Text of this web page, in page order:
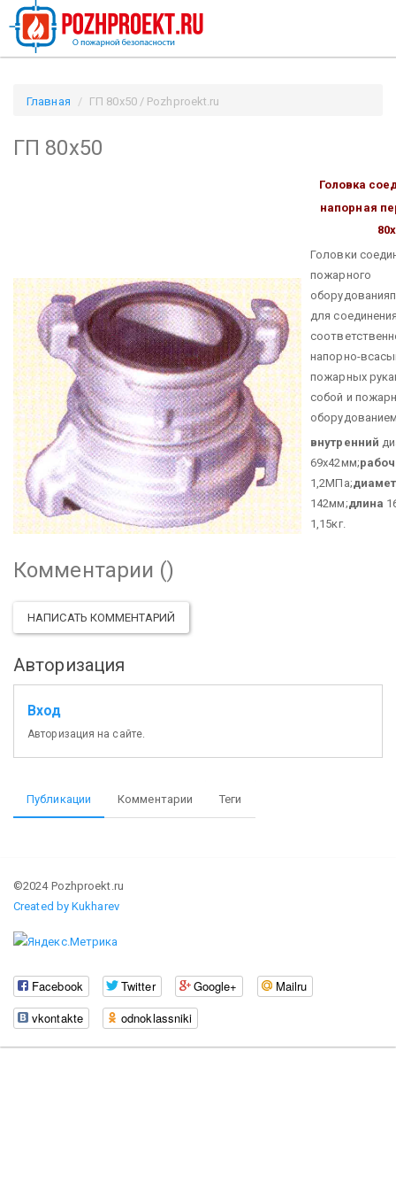
Главная ГП 80х50 / Pozhproekt.ru
ГП 80х50
Головка
напорная
Головки
пожарного
для
напорно-
пожарных
собой и
внутренний
69х42мм;
1,2МПа;
142мм;длина
1,15кг.
Комментарии ()
НАПИСАТЬ КОММЕНТАРИЙ
Авторизация
Вход
Авторизация на сайте.
Публикации Комментарии Теги
©2024 Pozhproekt.ru
Created by Kukharev
Facebook Twitter Google+
Mailru
vkontakte
odnoklassniki